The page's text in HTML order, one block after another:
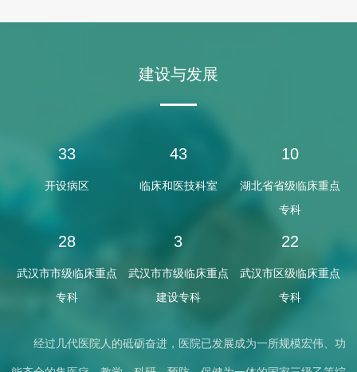
建设与发展
33
开设病区
43
临床和医技科室
10
湖北省省级临床重点
专科
28
武汉市市级临床重点
专科
3
武汉市市级临床重点
建设专科
22
武汉市区级临床重点
专科
经过几代医院人的砥砺奋进，医院已发展成为一所规模宏伟、功